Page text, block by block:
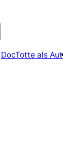
DocTotte als